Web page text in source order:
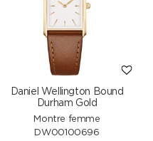
Daniel Wellington Bound
Durham Gold
Montre femme
DW00100696